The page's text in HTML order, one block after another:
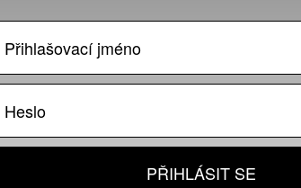
PŘIHLÁSIT SE